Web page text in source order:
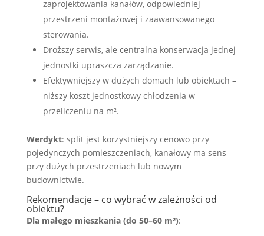
zaprojektowania kanałów, odpowiedniej
przestrzeni montażowej i zaawansowanego
sterowania.
Droższy serwis, ale centralna konserwacja jednej
jednostki upraszcza zarządzanie.
Efektywniejszy w dużych domach lub obiektach –
niższy koszt jednostkowy chłodzenia w
przeliczeniu na m².
Werdykt: split jest korzystniejszy cenowo przy
pojedynczych pomieszczeniach, kanałowy ma sens
przy dużych przestrzeniach lub nowym
budownictwie.
Rekomendacje – co wybrać w zależności od
obiektu?
Dla małego mieszkania (do 50–60 m²):